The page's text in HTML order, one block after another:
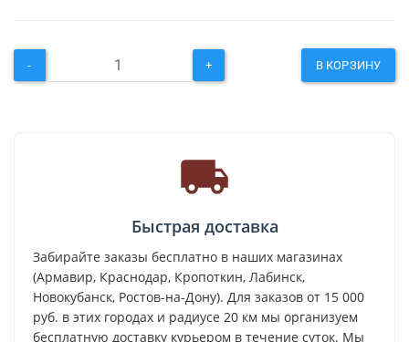
- + В КОРЗИНУ
Быстрая доставка
Забирайте заказы бесплатно в наших магазинах
(Армавир, Краснодар, Кропоткин, Лабинск,
Новокубанск, Ростов-на-Дону). Для заказов от 15 000
руб. в этих городах и радиусе 20 км мы организуем
бесплатную доставку курьером в течение суток. Мы